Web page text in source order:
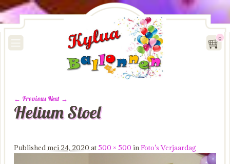
0
Image navigation
← Previous Next →
Helium Stoel
Publishedmei 24, 2020 at500 × 500 inFoto’s Verjaardag